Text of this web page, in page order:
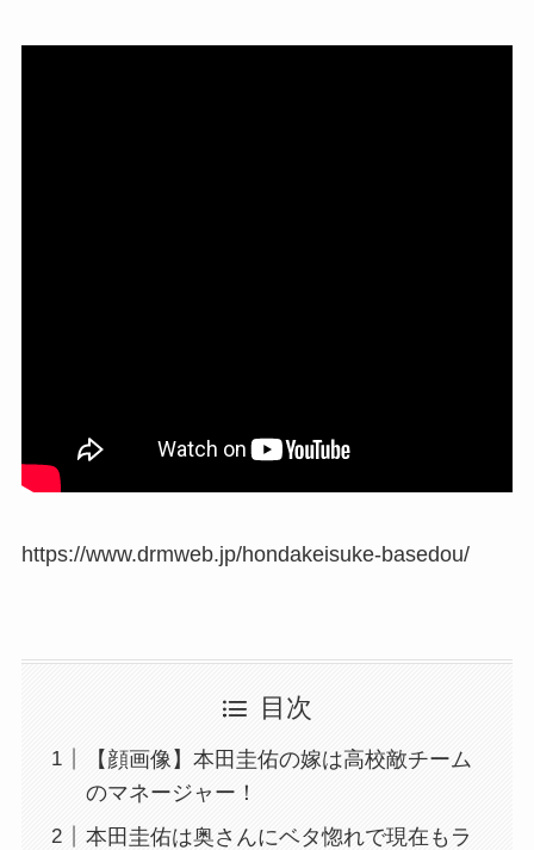
https://www.drmweb.jp/hondakeisuke-basedou/
目次
【顔画像】本田圭佑の嫁は高校敵チーム
のマネージャー！
本田圭佑は奥さんにベタ惚れで現在もラ